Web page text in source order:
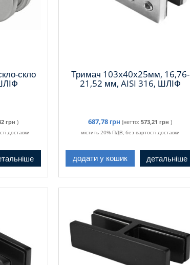
скло
грн )
доставки
Тримач 103x40x25мм, 16,76-
21,52 мм, AISI 316, ШЛІФ
687,78 грн (нетто: 573,21 грн )
містить 20% ПДВ, без вартості доставки
додати у кошик детальніше